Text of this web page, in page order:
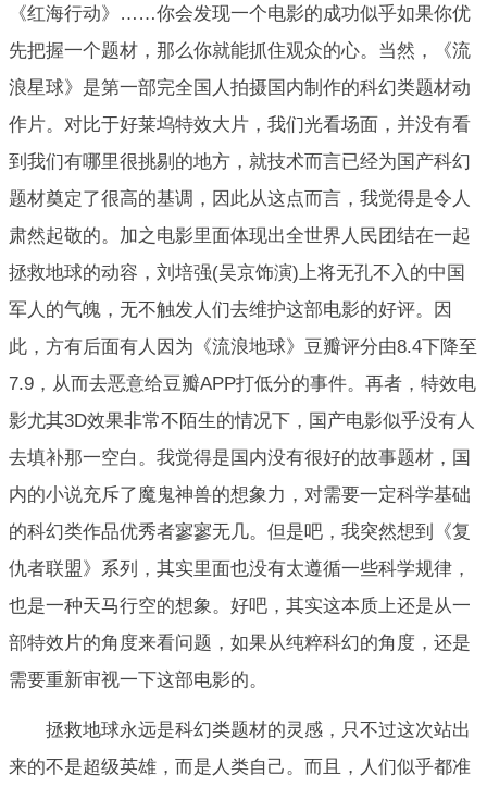
《红海行动》……你会发现一个电影的成功似乎如果你优
先把握一个题材，那么你就能抓住观众的心。当然，《流
浪星球》是第一部完全国人拍摄国内制作的科幻类题材动
作片。对比于好莱坞特效大片，我们光看场面，并没有看
到我们有哪里很挑剔的地方，就技术而言已经为国产科幻
题材奠定了很高的基调，因此从这点而言，我觉得是令人
肃然起敬的。加之电影里面体现出全世界人民团结在一起
拯救地球的动容，刘培强(吴京饰演)上将无孔不入的中国
军人的气魄，无不触发人们去维护这部电影的好评。因
此，方有后面有人因为《流浪地球》豆瓣评分由8.4下降至
7.9，从而去恶意给豆瓣APP打低分的事件。再者，特效电
影尤其3D效果非常不陌生的情况下，国产电影似乎没有人
去填补那一空白。我觉得是国内没有很好的故事题材，国
内的小说充斥了魔鬼神兽的想象力，对需要一定科学基础
的科幻类作品优秀者寥寥无几。但是吧，我突然想到《复
仇者联盟》系列，其实里面也没有太遵循一些科学规律，
也是一种天马行空的想象。好吧，其实这本质上还是从一
部特效片的角度来看问题，如果从纯粹科幻的角度，还是
需要重新审视一下这部电影的。
拯救地球永远是科幻类题材的灵感，只不过这次站出
来的不是超级英雄，而是人类自己。而且，人们似乎都准